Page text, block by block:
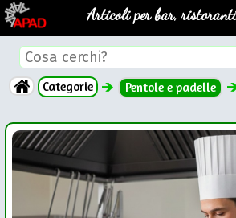
Articoli per bar,
Categorie Pentole e padelle